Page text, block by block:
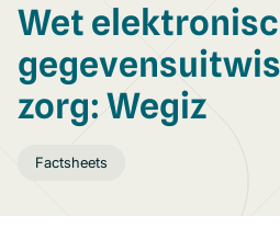
Wet
zorg: Wegiz
Factsheets